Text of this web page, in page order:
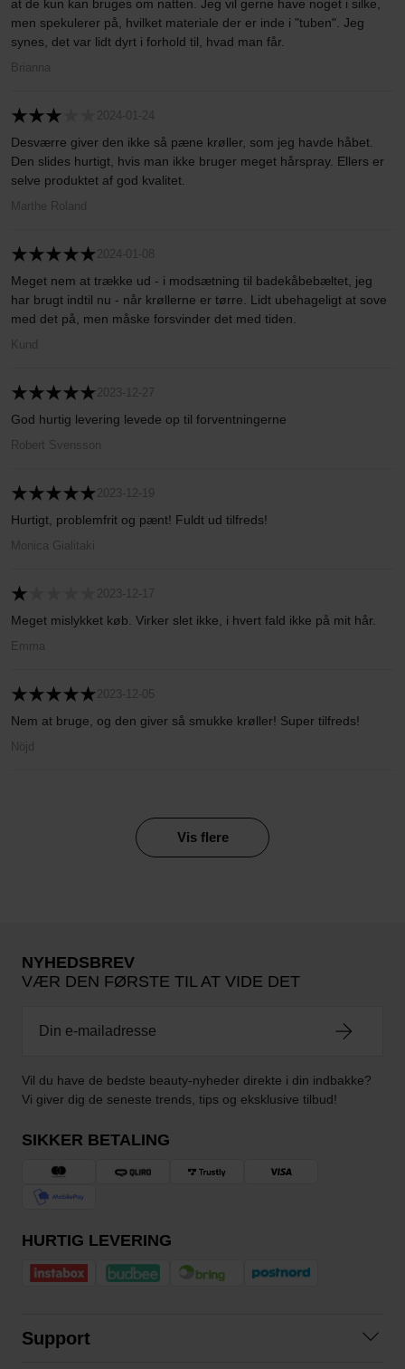
at de kun kan bruges om natten. Jeg vil gerne have noget i silke,
men spekulerer på, hvilket materiale der er inde i "tuben". Jeg
synes, det var lidt dyrt i forhold til, hvad man får.
Brianna
2024-01-24
Desværre giver den ikke så pæne krøller, som jeg havde håbet.
Den slides hurtigt, hvis man ikke bruger meget hårspray. Ellers er
selve produktet af god kvalitet.
Marthe Roland
2024-01-08
Meget nem at trække ud - i modsætning til badekåbebæltet, jeg
har brugt indtil nu - når krøllerne er tørre. Lidt ubehageligt at sove
med det på, men måske forsvinder det med tiden.
Kund
2023-12-27
God hurtig levering levede op til forventningerne
Robert Svensson
2023-12-19
Hurtigt, problemfrit og pænt! Fuldt ud tilfreds!
Monica Gialitaki
2023-12-17
Meget mislykket køb. Virker slet ikke, i hvert fald ikke på mit hår.
Emma
2023-12-05
Nem at bruge, og den giver så smukke krøller! Super tilfreds!
Nöjd
Vis flere
NYHEDSBREV
VÆR DEN FØRSTE TIL AT VIDE DET
Vil du have de bedste beauty-nyheder direkte i din indbakke?
Vi giver dig de seneste trends, tips og eksklusive tilbud!
SIKKER BETALING
HURTIG LEVERING
Support